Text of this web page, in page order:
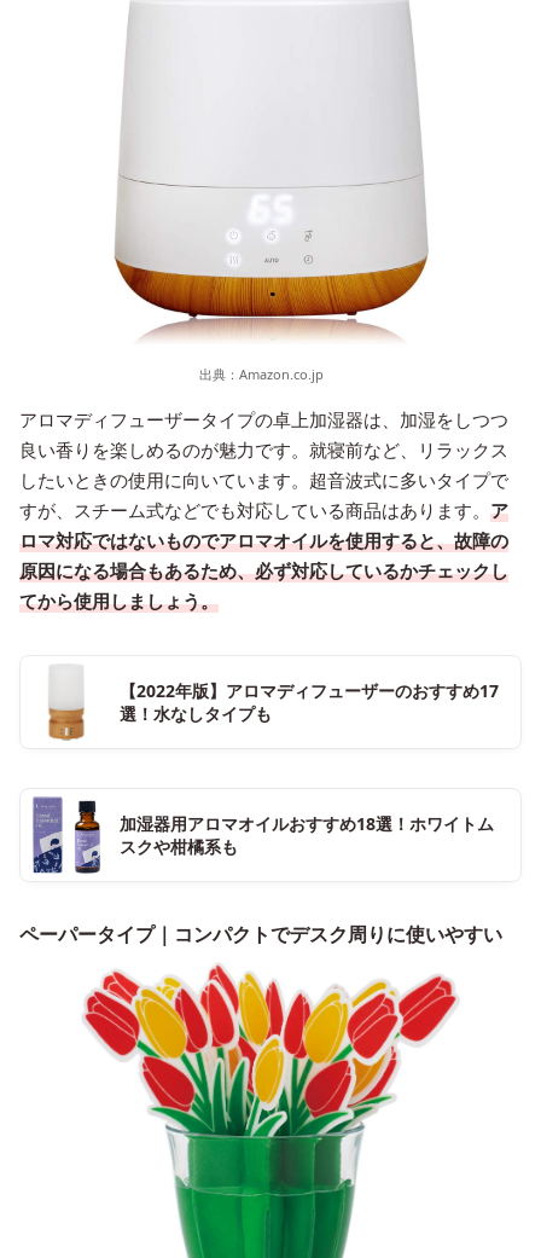
出典： Amazon.co.jp
アロマディフューザータイプの卓上加湿器は、加湿をしつつ
良い香りを楽しめるのが魅力です。就寝前など、リラックス
したいときの使用に向いています。超音波式に多いタイプで
すが、スチーム式などでも対応している商品はあります。 ア
ロマ対応ではないものでアロマオイルを使用すると、故障の
原因になる場合もあるため、必ず対応しているかチェックし
てから使用しましょう。
【2022年版】アロマディフューザーのおすすめ17
選！水なしタイプも
加湿器用アロマオイルおすすめ18選！ホワイトム
スクや柑橘系も
ペーパータイプ｜コンパクトでデスク周りに使いやすい